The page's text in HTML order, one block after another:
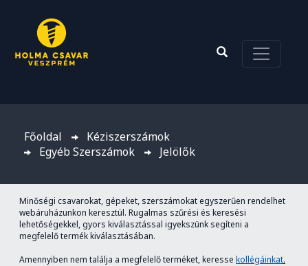
Főoldal
Kéziszerszámok
Egyéb Szerszámok
Jelölők
Minőségi csavarokat, gépeket, szerszámokat egyszerűen rendelhet
webáruházunkon keresztül. Rugalmas szűrési és keresési
lehetőségekkel, gyors kiválasztással igyekszünk segíteni a
megfelelő termék kiválasztásában.
Amennyiben nem találja a megfelelő terméket, keresse kollégáinkat.